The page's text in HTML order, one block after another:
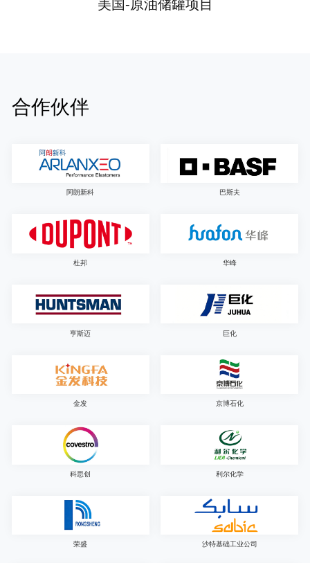
美国-原油储罐项目
合作伙伴
阿朗新科 巴斯夫
杜邦 华峰
亨斯迈 巨化
金发 京博石化
科思创 利尔化学
荣盛 沙特基础工业公司